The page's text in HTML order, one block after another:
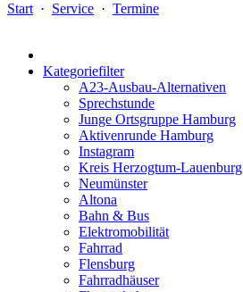
Start · Service · Termine
Kategoriefilter
A23-Ausbau-Alternativen
Sprechstunde
Junge Ortsgruppe Hamburg
Aktivenrunde Hamburg
Instagram
Kreis Herzogtum-Lauenburg
Neumünster
Altona
Bahn & Bus
Elektromobilität
Fahrrad
Flensburg
Fahrradhäuser